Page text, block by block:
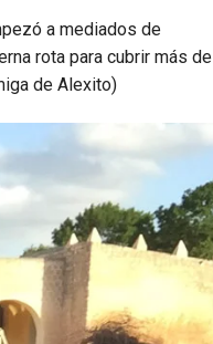
a mediados de
rota para cubrir más de
de Alexito)